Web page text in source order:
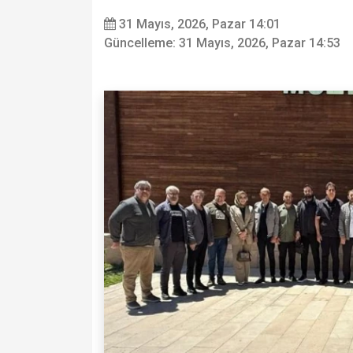
31 Mayıs, 2026, Pazar 14:01
Güncelleme: 31 Mayıs, 2026, Pazar 14:53